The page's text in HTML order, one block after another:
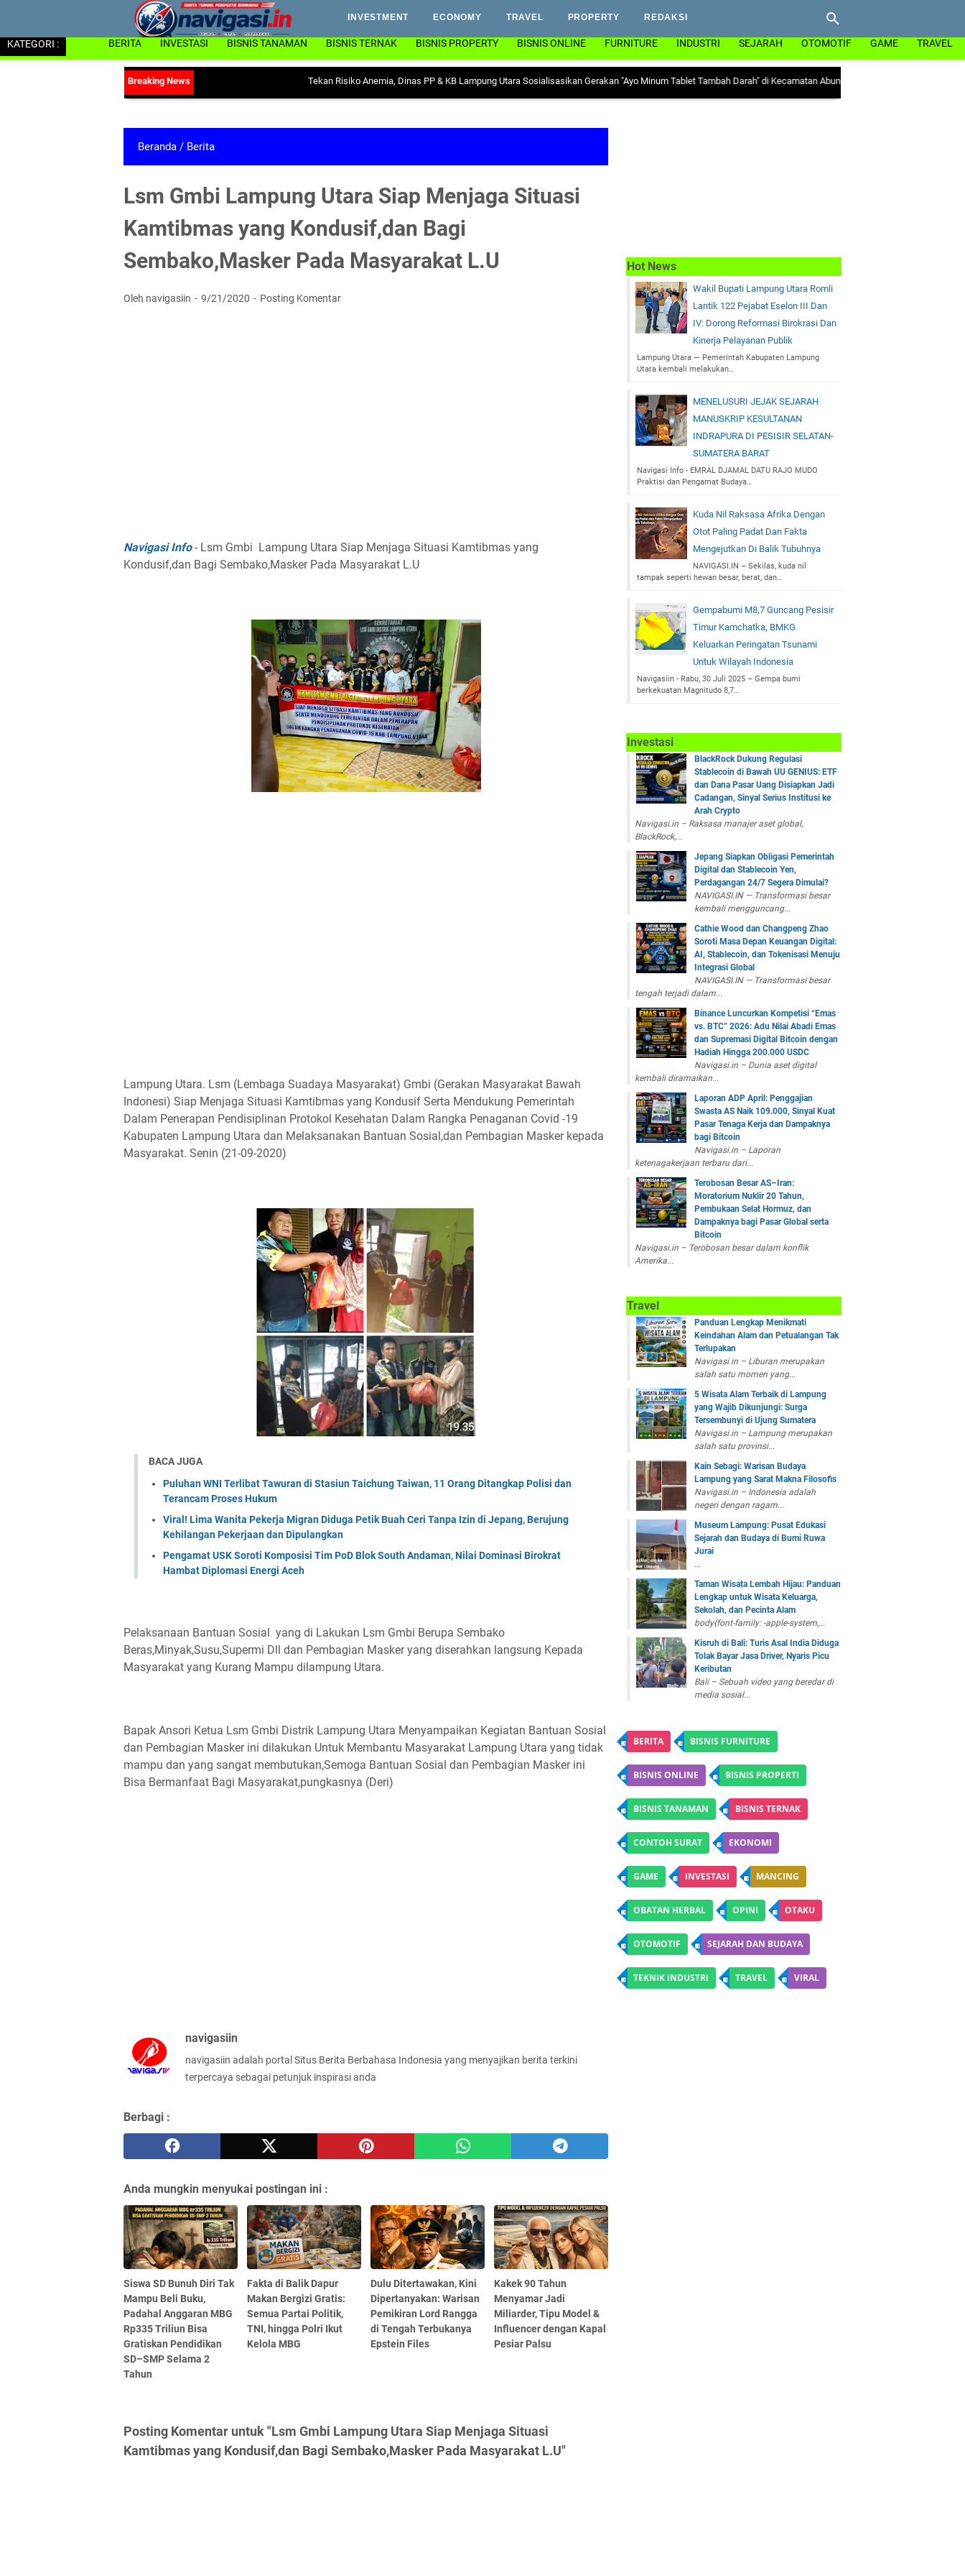
INVESTMENT ECONOMY TRAVEL PROPERTY REDAKSI
KATEGORI : BERITA INVESTASI BISNIS TANAMAN BISNIS TERNAK BISNIS PROPERTY BISNIS ONLINE FURNITURE INDUSTRI SEJARAH OTOMOTIF GAME TRAVEL
Tekan Risiko Anemia, Dinas PP & KB Lampung Utara Sosialisasikan Gerakan "Ayo Minum Tablet Tambah Darah" di Kecamatan Abung Surakarta|
Beranda / Berita
Lsm Gmbi Lampung Utara Siap Menjaga Situasi
Kamtibmas yang Kondusif,dan Bagi
Sembako,Masker Pada Masyarakat L.U
Oleh navigasiin 9/21/2020 Posting Komentar
Navigasi Info- Lsm Gmbi Lampung Utara Siap Menjaga Situasi Kamtibmas yang
Kondusif,dan Bagi Sembako,Masker Pada Masyarakat L.U
Lampung Utara. Lsm (Lembaga Suadaya Masyarakat) Gmbi (Gerakan Masyarakat Bawah
Indonesi) Siap Menjaga Situasi Kamtibmas yang Kondusif Serta Mendukung Pemerintah
Dalam Penerapan Pendisiplinan Protokol Kesehatan Dalam Rangka Penaganan Covid -19
Kabupaten Lampung Utara dan Melaksanakan Bantuan Sosial,dan Pembagian Masker kepada
Masyarakat. Senin (21-09-2020)
BACA JUGA
Puluhan WNI Terlibat Tawuran di Stasiun Taichung Taiwan, 11 Orang Ditangkap Polisi dan
Terancam Proses Hukum
Viral! Lima Wanita Pekerja Migran Diduga Petik Buah Ceri Tanpa Izin di Jepang, Berujung
Kehilangan Pekerjaan dan Dipulangkan
Pengamat USK Soroti Komposisi Tim PoD Blok South Andaman, Nilai Dominasi Birokrat
Hambat Diplomasi Energi Aceh
Pelaksanaan Bantuan Sosial yang di Lakukan Lsm Gmbi Berupa Sembako
Beras,Minyak,Susu,Supermi Dll dan Pembagian Masker yang diserahkan langsung Kepada
Masyarakat yang Kurang Mampu dilampung Utara.
Bapak Ansori Ketua Lsm Gmbi Distrik Lampung Utara Menyampaikan Kegiatan Bantuan Sosial
dan Pembagian Masker ini dilakukan Untuk Membantu Masyarakat Lampung Utara yang tidak
mampu dan yang sangat membutukan,Semoga Bantuan Sosial dan Pembagian Masker ini
Bisa Bermanfaat Bagi Masyarakat,pungkasnya (Deri)
navigasiin
navigasiin adalah portal Situs Berita Berbahasa Indonesia yang menyajikan berita terkini
terpercaya sebagai petunjuk inspirasi anda
Berbagi :
Anda mungkin menyukai postingan ini :
Siswa SD Bunuh Diri Tak
Mampu Beli Buku,
Padahal Anggaran MBG
Rp335 Triliun Bisa
Gratiskan Pendidikan
SD–SMP Selama 2
Tahun
Fakta di Balik Dapur
Makan Bergizi Gratis:
Semua Partai Politik,
TNI, hingga Polri Ikut
Kelola MBG
Dulu Ditertawakan, Kini
Dipertanyakan: Warisan
Pemikiran Lord Rangga
di Tengah Terbukanya
Epstein Files
Kakek 90 Tahun
Menyamar Jadi
Miliarder, Tipu Model &
Influencer dengan Kapal
Pesiar Palsu
Posting Komentar untuk "Lsm Gmbi Lampung Utara Siap Menjaga Situasi
Kamtibmas yang Kondusif,dan Bagi Sembako,Masker Pada Masyarakat L.U"
Hot News
Wakil Bupati Lampung Utara Romli
Lantik 122 Pejabat Eselon III Dan
IV: Dorong Reformasi Birokrasi Dan
Kinerja Pelayanan Publik
Lampung Utara — Pemerintah Kabupaten Lampung
Utara kembali melakukan…
MENELUSURI JEJAK SEJARAH
MANUSKRIP KESULTANAN
INDRAPURA DI PESISIR SELATAN-
SUMATERA BARAT
Navigasi Info - EMRAL DJAMAL DATU RAJO MUDO
Praktisi dan Pengamat Budaya…
Kuda Nil Raksasa Afrika Dengan
Otot Paling Padat Dan Fakta
Mengejutkan Di Balik Tubuhnya
NAVIGASI.IN – Sekilas, kuda nil
tampak seperti hewan besar, berat, dan…
Gempabumi M8,7 Guncang Pesisir
Timur Kamchatka, BMKG
Keluarkan Peringatan Tsunami
Untuk Wilayah Indonesia
Navigasiin - Rabu, 30 Juli 2025 – Gempa bumi
berkekuatan Magnitudo 8,7…
Investasi
BlackRock Dukung Regulasi
Stablecoin di Bawah UU GENIUS: ETF
dan Dana Pasar Uang Disiapkan Jadi
Cadangan, Sinyal Serius Institusi ke
Arah Crypto
Navigasi.in – Raksasa manajer aset global,
BlackRock,...
Jepang Siapkan Obligasi Pemerintah
Digital dan Stablecoin Yen,
Perdagangan 24/7 Segera Dimulai?
NAVIGASI.IN — Transformasi besar
kembali mengguncang...
Cathie Wood dan Changpeng Zhao
Soroti Masa Depan Keuangan Digital:
AI, Stablecoin, dan Tokenisasi Menuju
Integrasi Global
NAVIGASI.IN — Transformasi besar
tengah terjadi dalam...
Binance Luncurkan Kompetisi “Emas
vs. BTC” 2026: Adu Nilai Abadi Emas
dan Supremasi Digital Bitcoin dengan
Hadiah Hingga 200.000 USDC
Navigasi.in – Dunia aset digital
kembali diramaikan...
Laporan ADP April: Penggajian
Swasta AS Naik 109.000, Sinyal Kuat
Pasar Tenaga Kerja dan Dampaknya
bagi Bitcoin
Navigasi.in – Laporan
ketenagakerjaan terbaru dari...
Terobosan Besar AS–Iran:
Moratorium Nuklir 20 Tahun,
Pembukaan Selat Hormuz, dan
Dampaknya bagi Pasar Global serta
Bitcoin
Navigasi.in – Terobosan besar dalam konflik
Amerika...
Travel
Panduan Lengkap Menikmati
Keindahan Alam dan Petualangan Tak
Terlupakan
Navigasi.in – Liburan merupakan
salah satu momen yang...
5 Wisata Alam Terbaik di Lampung
yang Wajib Dikunjungi: Surga
Tersembunyi di Ujung Sumatera
Navigasi.in – Lampung merupakan
salah satu provinsi...
Kain Sebagi: Warisan Budaya
Lampung yang Sarat Makna Filosofis
Navigasi.in – Indonesia adalah
negeri dengan ragam...
Museum Lampung: Pusat Edukasi
Sejarah dan Budaya di Bumi Ruwa
Jurai
...
Taman Wisata Lembah Hijau: Panduan
Lengkap untuk Wisata Keluarga,
Sekolah, dan Pecinta Alam
body{font-family: -apple-system,...
Kisruh di Bali: Turis Asal India Diduga
Tolak Bayar Jasa Driver, Nyaris Picu
Keributan
Bali – Sebuah video yang beredar di
media sosial...
BERITA BISNIS FURNITURE
BISNIS ONLINE BISNIS PROPERTI
BISNIS TANAMAN BISNIS TERNAK
CONTOH SURAT EKONOMI
GAME INVESTASI MANCING
OBATAN HERBAL OPINI OTAKU
OTOMOTIF SEJARAH DAN BUDAYA
TEKNIK INDUSTRI TRAVEL VIRAL